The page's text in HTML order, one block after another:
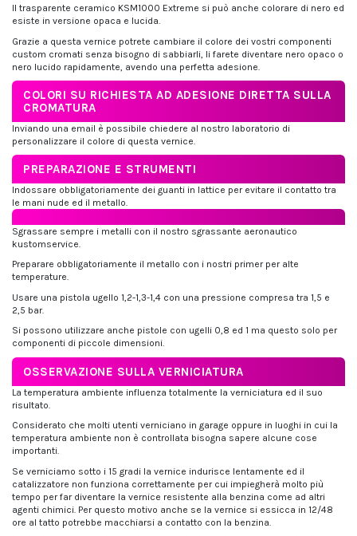
Il trasparente ceramico KSM1000 Extreme si può anche colorare di nero ed
esiste in versione opaca e lucida.
Grazie a questa vernice potrete cambiare il colore dei vostri componenti
custom cromati senza bisogno di sabbiarli, li farete diventare nero opaco o
nero lucido rapidamente, avendo una perfetta adesione.
COLORI SU RICHIESTA AD ADESIONE DIRETTA SULLA
CROMATURA
Inviando una email è possibile chiedere al nostro laboratorio di
personalizzare il colore di questa vernice.
PREPARAZIONE E STRUMENTI
Indossare obbligatoriamente dei guanti in lattice per evitare il contatto tra
le mani nude ed il metallo.
Sgrassare sempre i metalli con il nostro sgrassante aeronautico
kustomservice.
Preparare obbligatoriamente il metallo con i nostri primer per alte
temperature.
Usare una pistola ugello 1,2-1,3-1,4 con una pressione compresa tra 1,5 e
2,5 bar.
Si possono utilizzare anche pistole con ugelli 0,8 ed 1 ma questo solo per
componenti di piccole dimensioni.
OSSERVAZIONE SULLA VERNICIATURA
La temperatura ambiente influenza totalmente la verniciatura ed il suo
risultato.
Considerato che molti utenti verniciano in garage oppure in luoghi in cui la
temperatura ambiente non è controllata bisogna sapere alcune cose
importanti.
Se verniciamo sotto i 15 gradi la vernice indurisce lentamente ed il
catalizzatore non funziona correttamente per cui impiegherà molto più
tempo per far diventare la vernice resistente alla benzina come ad altri
agenti chimici. Per questo motivo anche se la vernice si essicca in 12/48
ore al tatto potrebbe macchiarsi a contatto con la benzina.